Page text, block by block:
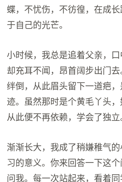
蝶，不忧伤，不彷徨，在成
于自己的光芒。
小时候，我总是追着父亲，
却充耳不闻，昂首阔步出门去
绊倒，从此眉头留下一道疤
迹。虽然那时是个黄毛丫头
从此便不再依赖，学会了独立
渐渐长大，我成了稍嫌稚气
习的意义。你来回答一下这
问我。每一次站起来，看着